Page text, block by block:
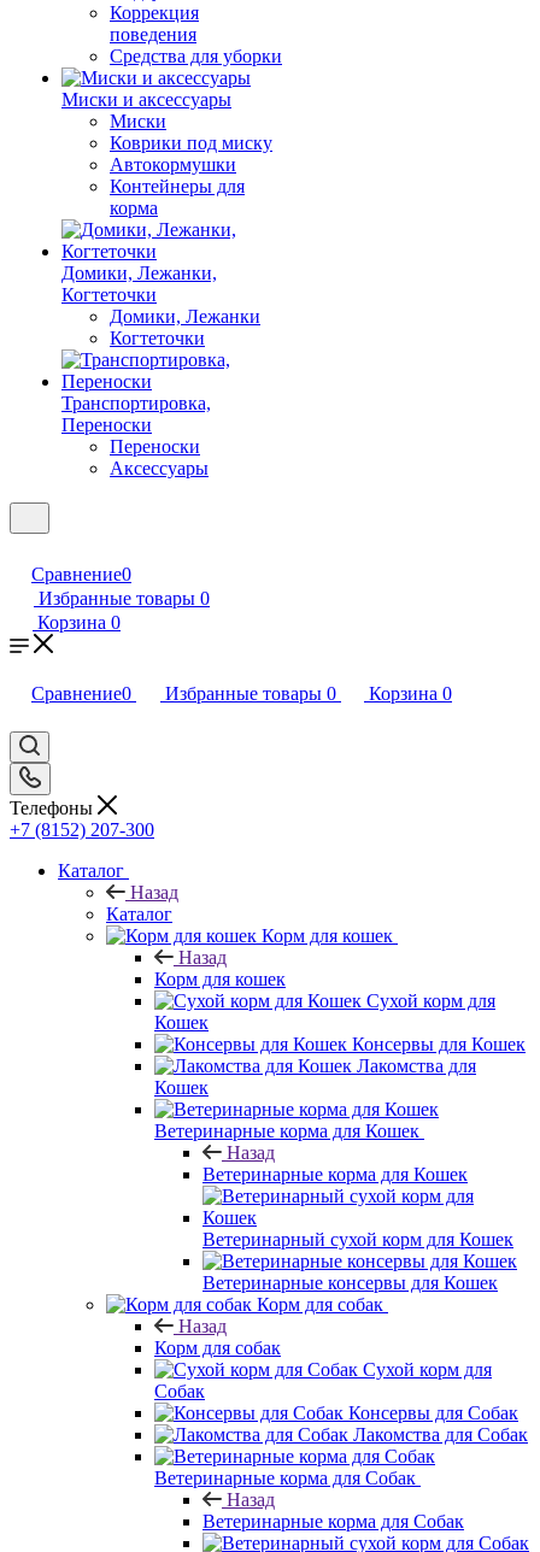
Коррекция
поведения
Средства для уборки
Миски и аксессуары
Миски
Коврики под миску
Автокормушки
Контейнеры для
корма
Домики, Лежанки,
Когтеточки
Домики, Лежанки
Когтеточки
Транспортировка,
Переноски
Переноски
Аксессуары
Сравнение0
Избранные товары 0
Корзина 0
Сравнение0 Избранные товары 0 Корзина 0
Телефоны
+7 (8152) 207-300
Каталог
Назад
Каталог
Корм для кошек
Назад
Корм для кошек
Сухой корм для
Кошек
Консервы для Кошек
Лакомства для
Кошек
Ветеринарные корма для Кошек
Назад
Ветеринарные корма для Кошек
Ветеринарный сухой корм для Кошек
Ветеринарные консервы для Кошек
Корм для собак
Назад
Корм для собак
Сухой корм для
Собак
Консервы для Собак
Лакомства для Собак
Ветеринарные корма для Собак
Назад
Ветеринарные корма для Собак